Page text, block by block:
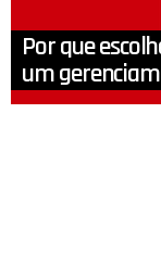
Por que
um